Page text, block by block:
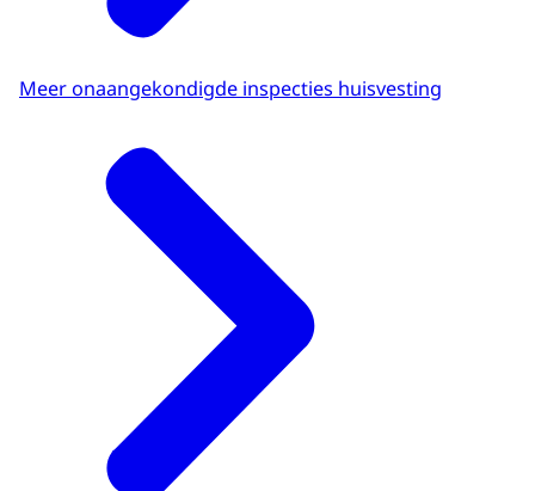
Meer onaangekondigde inspecties huisvesting